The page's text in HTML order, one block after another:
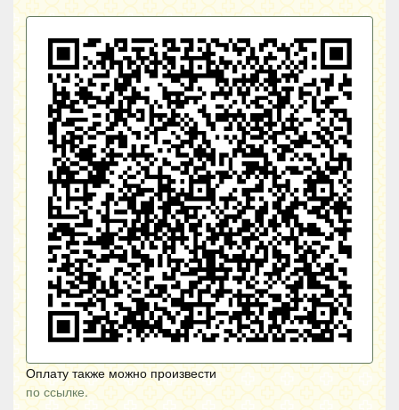
Оплату также можно произвести
по ссылке.